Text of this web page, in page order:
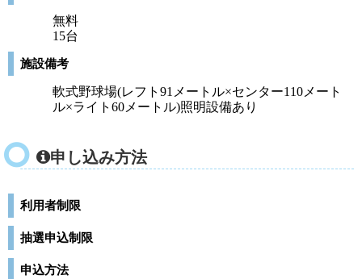
無料
15台
施設備考
軟式野球場(レフト91メートル×センター110メート
ル×ライト60メートル)照明設備あり
申し込み方法
利用者制限
抽選申込制限
申込方法